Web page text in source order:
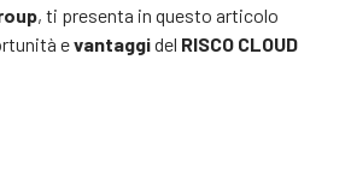
, ti presenta in questo articolo
evantaggidel RISCO CLOUD